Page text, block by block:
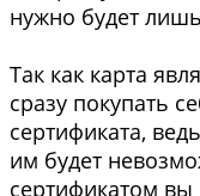
нужно будет
Так как карта
сразу покупать
сертификата,
им будет
сертификатом